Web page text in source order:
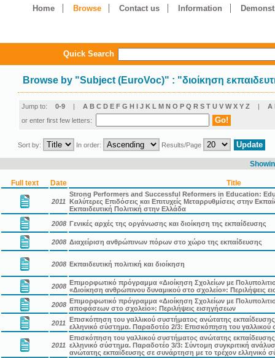
Home Browse Contact us Information
Quick Search
Browse by "Subject (EuroVoc)" : "διοίκηση
Jump to: 0-9 | A B C D E F G H I J K L M N O P Q R S T U V W X Y Z | Α
or enter first few letters:
Sort by: In order: Results/Page
Full text Date Title
2011
Strong Performers and Successful Reformers in Education:
Καλύτερες Επιδόσεις και Επιτυχείς Μεταρρυθμίσεις στην
Εκπαιδευτική Πολιτική στην Ελλάδα
2008 Γενικές αρχές της οργάνωσης και διοίκηση της εκπαίδευσης
2008 Διαχείριση ανθρώπινων πόρων στο χώρο της εκπαίδευσης
2008 Εκπαιδευτική πολιτική και διοίκηση
2008 Επιμορφωτικό πρόγραμμα «Διοίκηση Σχολείων με
«Διοίκηση ανθρώπινου δυναμικού στο σχολείο»: Περιλήψεις
2008 Επιμορφωτικό πρόγραμμα «Διοίκηση Σχολείων με
αποφάσεων στο σχολείο»: Περιλήψεις εισηγήσεων
2011 Επισκόπηση του γαλλικού συστήματος ανώτατης
ελληνικό σύστημα. Παραδοτέο 2/3: Επισκόπηση του γαλλικού
2011
Επισκόπηση του γαλλικού συστήματος ανώτατης
ελληνικό σύστημα. Παραδοτέο 3/3: Σύντομη συγκριτική
ανώτατης εκπαίδευσης σε συνάρτηση με το τρέχον ελληνικό